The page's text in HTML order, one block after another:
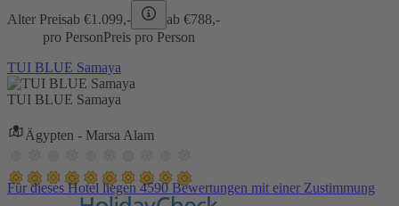
Alter Preisab €1.099,- ab €788,-
pro PersonPreis pro Person
TUI BLUE Samaya
TUI BLUE Samaya
Ägypten - Marsa Alam
Für dieses Hotel liegen 4590 Bewertungen mit einer Zustimmung